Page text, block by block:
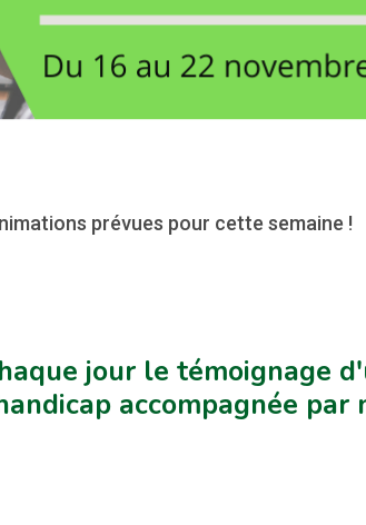
prévues pour cette semaine !
jour le témoignage
accompagnée par